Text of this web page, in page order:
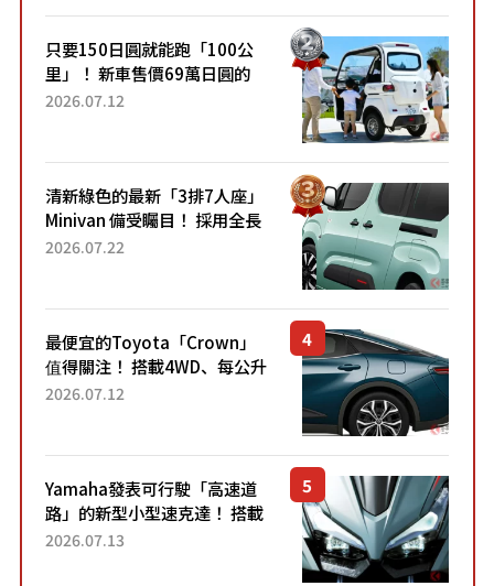
只要150日圓就能跑「100公
里」！ 新車售價69萬日圓的
「3人座」Trike大受歡迎！ 順
2026.07.12
清新綠色的最新「3排7人座」
Minivan 備受矚目！ 採用全長
4.7公尺剛剛好的車身尺寸與
2026.07.22
最便宜的Toyota「Crown」
值得關注！ 搭載4WD、每公升
22.4公里低油耗表現超亮眼！
2026.07.12
Yamaha發表可行駛「高速道
路」的新型小型速克達！ 搭載
能享受超強勁「渦輪感」的動
2026.07.13